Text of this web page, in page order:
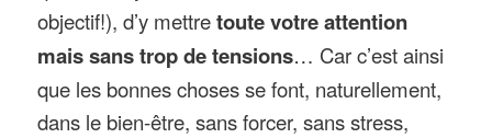
objectif!), d’y mettretoute votre attention
mais sans trop de tensions… Car c’est ainsi
que les bonnes choses se font, naturellement,
dans le bien-être, sans forcer, sans stress,